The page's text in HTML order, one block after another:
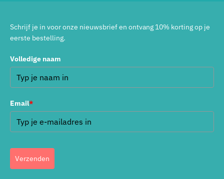
Schrijf je in voor onze nieuwsbrief en ontvang 10% korting op je
eerste bestelling.
Volledige naam
Email*
Verzenden